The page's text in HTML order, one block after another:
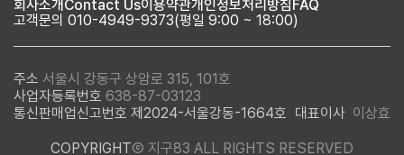
회사소개 Contact Us이용약관개인정보처리방침FAQ
고객문의 010-4949-9373(평일 9:00 ~ 18:00)
주소 서울시 강동구 상암로 315, 101호
사업자등록번호 638-87-03123
통신판매업신고번호 제2024-서울강동-1664호 대표이사 이상효
COPYRIGHTⒸ 지구83 ALL RIGHTS RESERVED